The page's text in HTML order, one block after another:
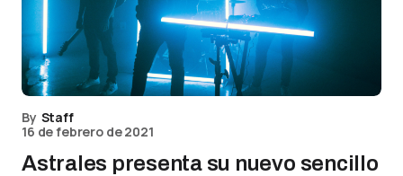
By Staff
16 de febrero de 2021
Astrales presenta su nuevo sencillo